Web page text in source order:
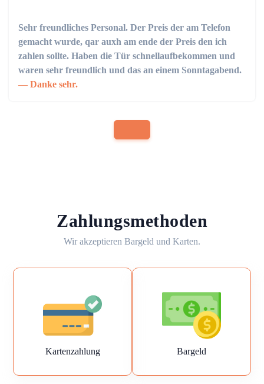
Sehr freundliches Personal. Der Preis der am Telefon
gemacht wurde, qar auxh am ende der Preis den ich
zahlen sollte. Haben die Tür schnellaufbekommen und
waren sehr freundlich und das an einem Sonntagabend.
Danke sehr.
Zahlungsmethoden
Wir akzeptieren Bargeld und Karten.
Kartenzahlung Bargeld